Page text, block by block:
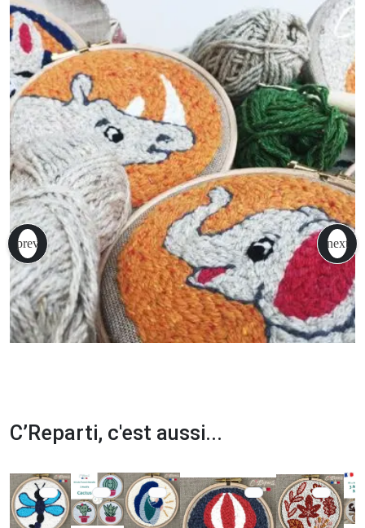
C’Reparti, c'est aussi...